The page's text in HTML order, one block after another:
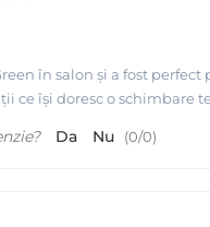
în salon și a fost
ce își doresc o
Da Nu (0/0)